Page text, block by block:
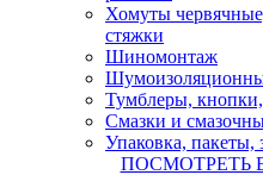
Хомуты
стяжки
Шиномонтаж
Тумблеры,
Смазки и
Упаковка,
ПОСМОТРЕТЬ